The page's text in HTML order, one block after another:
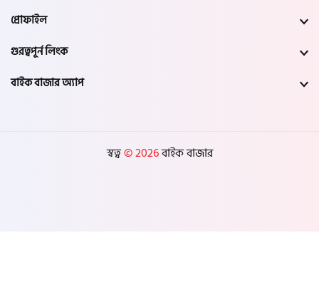
প্রোফাইল
গুরত্বপূর্ন লিংক
বাইক বাজার অ্যাপ
স্বত্ব© 2026বাইক বাজার